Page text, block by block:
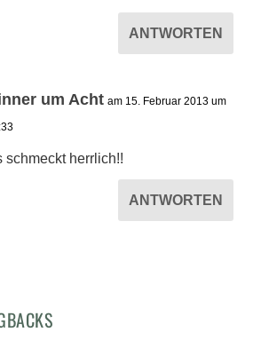
ANTWORTEN
um Acht am 15. Februar 2013 um
schmeckt herrlich!!
ANTWORTEN